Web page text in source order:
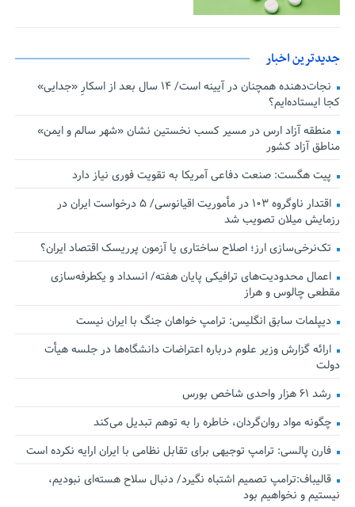
جدیدترین اخبار
نجات‌دهنده‌ همچنان در آیینه است/ ۱۴ سال بعد از اسکارِ «جدایی»
کجا ایستاده‌ایم؟
منطقه آزاد ارس در مسیر کسب نخستین نشان «شهر سالم و ایمن»
مناطق آزاد کشور
پیت هگست: صنعت دفاعی آمریکا به تقویت فوری نیاز دارد
اقتدار ناوگروه ۱۰۳ در مأموریت‌ اقیانوسی/ ۵ درخواست ایران در
رزمایش میلان تصویب شد
تک‌نرخی‌سازی ارز؛ اصلاح ساختاری یا آزمون پرریسک اقتصاد ایران؟
اعمال محدودیت‌های ترافیکی پایان هفته/ انسداد و یکطرفه‌سازی
مقطعی چالوس و هراز
دیپلمات سابق انگلیس:‌ ترامپ خواهان جنگ با ایران نیست
ارائه گزارش وزیر علوم درباره اعتراضات دانشگاه‌ها در جلسه هیأت
دولت
رشد ۶۱ هزار واحدی شاخص بورس
چگونه مواد روان‌گردان، خاطره را به توهم تبدیل می‌کند
فارن پالسی: ترامپ توجیهی برای تقابل نظامی با ایران ارایه نکرده است
قالیباف:ترامپ تصمیم اشتباه نگیرد/ دنبال سلاح هسته‌ای نبودیم،
نیستیم و نخواهیم بود